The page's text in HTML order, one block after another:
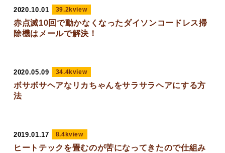
2020.10.01 39.2kview
赤点滅10回で動かなくなったダイソンコードレス掃
除機はメールで解決！
2020.05.09 34.4kview
ボサボサヘアなリカちゃんをサラサラヘアにする方
法
2019.01.17 8.4kview
ヒートテックを畳むのが苦になってきたので仕組み